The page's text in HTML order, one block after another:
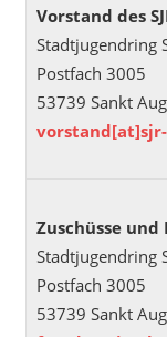
Vorstand des
Stadtjugendring
Postfach 3005
53739 Sankt
Zuschüsse
Stadtjugendring
Postfach 3005
53739 Sankt